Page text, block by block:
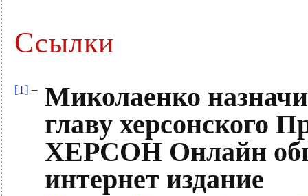
Ссылки
[1] – Миколаенко
главу херсонского
ХЕРСОН Онлайн
интернет издание